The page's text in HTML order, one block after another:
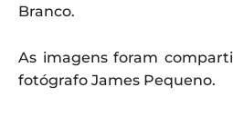
Branco.
As imagens foram
fotógrafo James Pequeno.